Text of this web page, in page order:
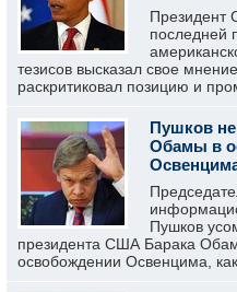
Президент
последней
тезисов высказал свое
раскритиковал позицию и
Пушков не
Обамы в
Пушков
президента США Барака
освобождении Освенцима,